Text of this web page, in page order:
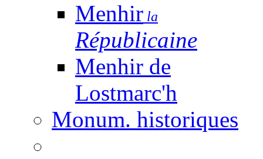
Menhir la
Républicaine
Menhir de
Lostmarc'h
Monum. historiques